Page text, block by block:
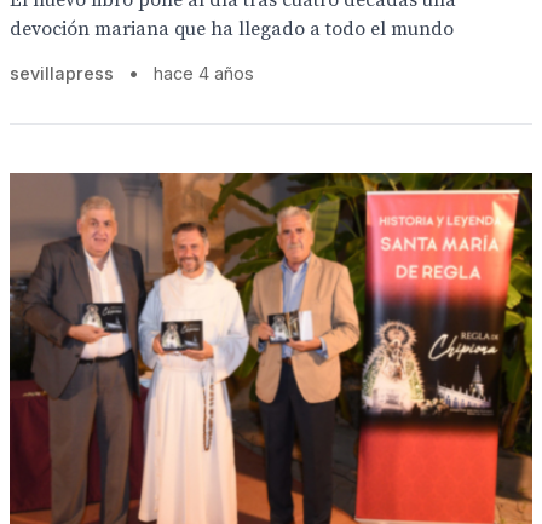
devoción mariana que ha llegado a todo el mundo
sevillapress • hace 4 años